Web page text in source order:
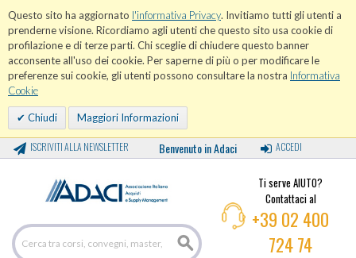
Questo sito ha aggiornato l'informativa Privacy. Invitiamo tutti gli utenti a
prenderne visione. Ricordiamo agli utenti che questo sito usa cookie di
profilazione e di terze parti. Chi sceglie di chiudere questo banner
acconsente all'uso dei cookie. Per saperne di più o per modificare le
preferenze sui cookie, gli utenti possono consultare la nostra Informativa
Cookie
Chiudi Maggiori Informazioni
ISCRIVITI ALLA NEWSLETTER Benvenuto in Adaci ACCEDI
Ti serve AIUTO?
Contattaci al
+39 02 400
724 74